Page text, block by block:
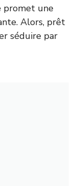
promet une
Alors, prêt
séduire par